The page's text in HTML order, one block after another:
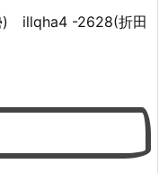
) illqha4 -2628(折田